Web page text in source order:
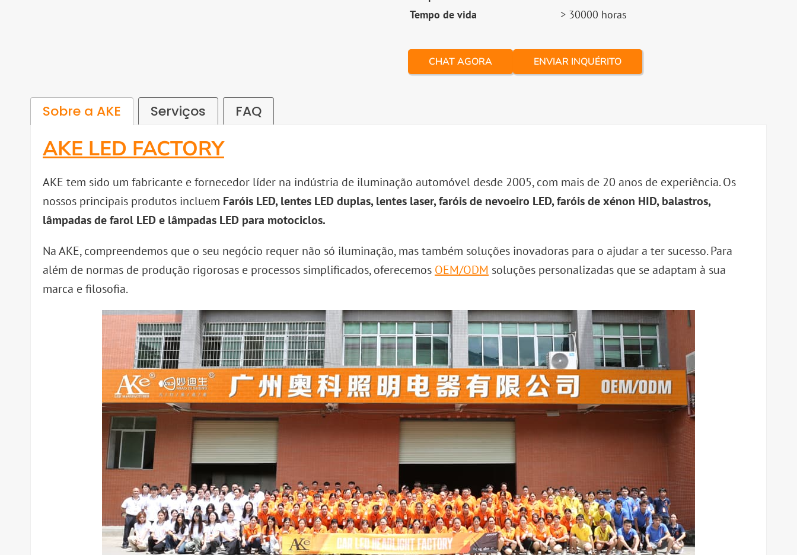
Tempo de vida
> 30000 horas
CHAT AGORA ENVIAR INQUÉRITO
Sobre a AKE Serviços FAQ
AKE LED FACTORY
AKE tem sido um fabricante e fornecedor líder na indústria de iluminação automóvel desde 2005, com mais de 20 anos de experiência. Os
nossos principais produtos incluem Faróis LED, lentes LED duplas, lentes laser, faróis de nevoeiro LED, faróis de xénon HID, balastros,
lâmpadas de farol LED e lâmpadas LED para motociclos.
Na AKE, compreendemos que o seu negócio requer não só iluminação, mas também soluções inovadoras para o ajudar a ter sucesso. Para
além de normas de produção rigorosas e processos simplificados, oferecemos OEM/ODM soluções personalizadas que se adaptam à sua
marca e filosofia.